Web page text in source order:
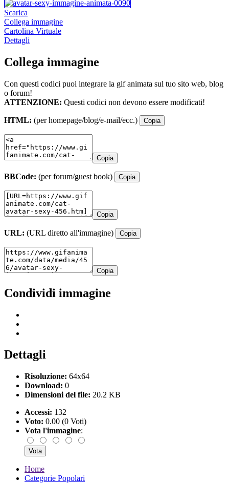
Scarica
Collega immagine
Cartolina Virtuale
Dettagli
Collega immagine
Con questi codici puoi integrare la gif animata sul tuo sito web, blog
o forum!
ATTENZIONE: Questi codici non devono essere modificati!
HTML: (per homepage/blog/e-mail/ecc.) Copia
Copia
BBCode: (per forum/guest book) Copia
Copia
URL: (URL diretto all'immagine) Copia
Copia
Condividi immagine
Dettagli
Risoluzione: 64x64
Download: 0
Dimensioni del file: 20.2 KB
Accessi: 132
Voto: 0.00 (0 Voti)
Vota l'immagine:
Home
Categorie Popolari